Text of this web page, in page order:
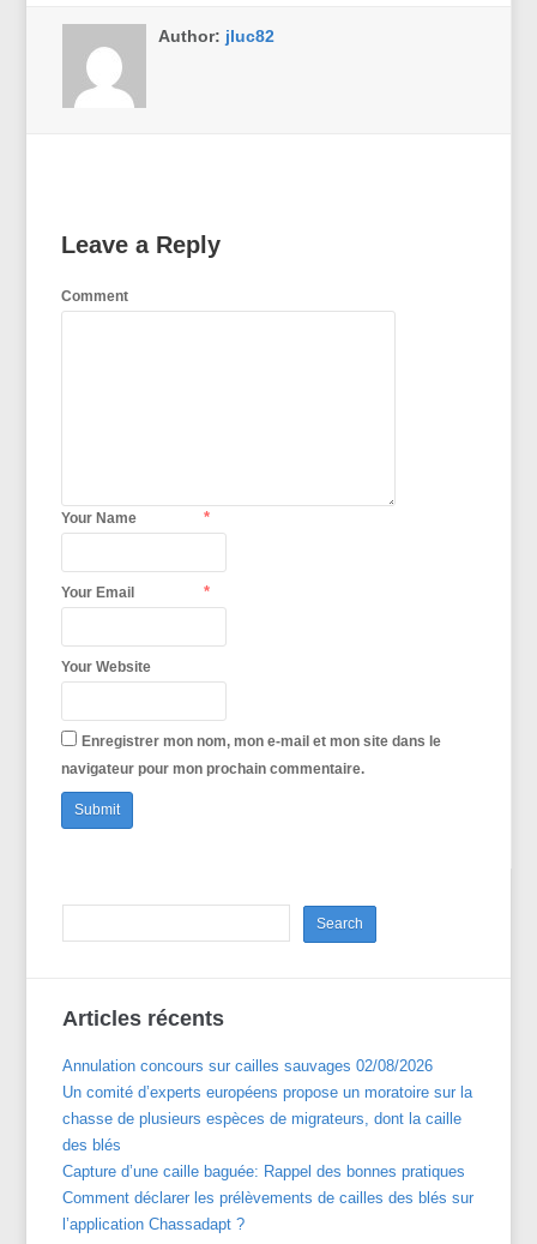
Author: jluc82
Leave a Reply
Comment
Your Name *
Your Email *
Your Website
Enregistrer mon nom, mon e-mail et mon site dans le
navigateur pour mon prochain commentaire.
Articles récents
Annulation concours sur cailles sauvages 02/08/2026
Un comité d’experts européens propose un moratoire sur la
chasse de plusieurs espèces de migrateurs, dont la caille
des blés
Capture d’une caille baguée: Rappel des bonnes pratiques
Comment déclarer les prélèvements de cailles des blés sur
l’application Chassadapt ?